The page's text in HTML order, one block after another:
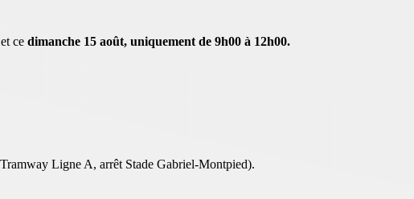
et ce dimanche 15 août, uniquement de 9h00 à 12h00.
Ligne A, arrêt Stade Gabriel-Montpied).